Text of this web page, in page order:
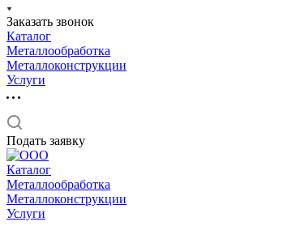
Заказать звонок
Каталог
Металлообработка
Металлоконструкции
Услуги
Подать заявку
Каталог
Металлообработка
Металлоконструкции
Услуги